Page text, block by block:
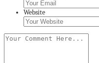
Website